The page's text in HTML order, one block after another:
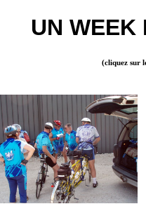
UN WEEK
(cliquez sur